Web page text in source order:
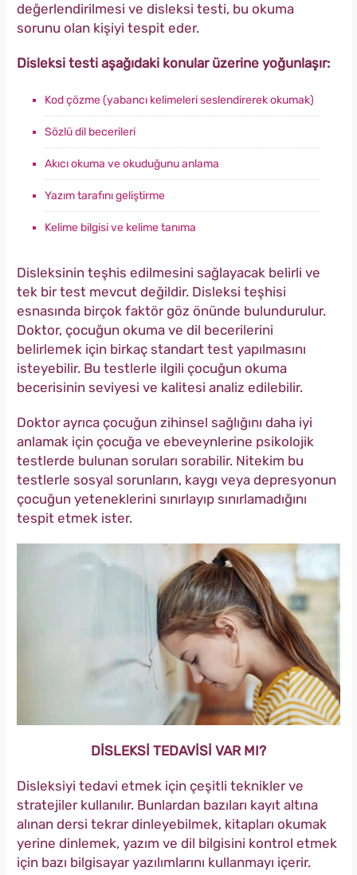
değerlendirilmesi ve disleksi testi, bu okuma
sorunu olan kişiyi tespit eder.
Disleksi testi aşağıdaki konular üzerine yoğunlaşır:
Kod çözme (yabancı kelimeleri seslendirerek okumak)
Sözlü dil becerileri
Akıcı okuma ve okuduğunu anlama
Yazım tarafını geliştirme
Kelime bilgisi ve kelime tanıma
Disleksinin teşhis edilmesini sağlayacak belirli ve
tek bir test mevcut değildir. Disleksi teşhisi
esnasında birçok faktör göz önünde bulundurulur.
Doktor, çocuğun okuma ve dil becerilerini
belirlemek için birkaç standart test yapılmasını
isteyebilir. Bu testlerle ilgili çocuğun okuma
becerisinin seviyesi ve kalitesi analiz edilebilir.
Doktor ayrıca çocuğun zihinsel sağlığını daha iyi
anlamak için çocuğa ve ebeveynlerine psikolojik
testlerde bulunan soruları sorabilir. Nitekim bu
testlerle sosyal sorunların, kaygı veya depresyonun
çocuğun yeteneklerini sınırlayıp sınırlamadığını
tespit etmek ister.
DİSLEKSİ TEDAVİSİ VAR MI?
Disleksiyi tedavi etmek için çeşitli teknikler ve
stratejiler kullanılır. Bunlardan bazıları kayıt altına
alınan dersi tekrar dinleyebilmek, kitapları okumak
yerine dinlemek, yazım ve dil bilgisini kontrol etmek
için bazı bilgisayar yazılımlarını kullanmayı içerir.